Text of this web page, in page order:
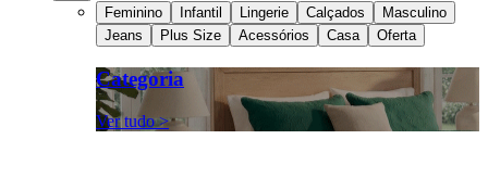
Feminino Infantil Lingerie Calçados
Masculino
Jeans
Plus Size Acessórios Casa Oferta
Categoria
Ver tudo >